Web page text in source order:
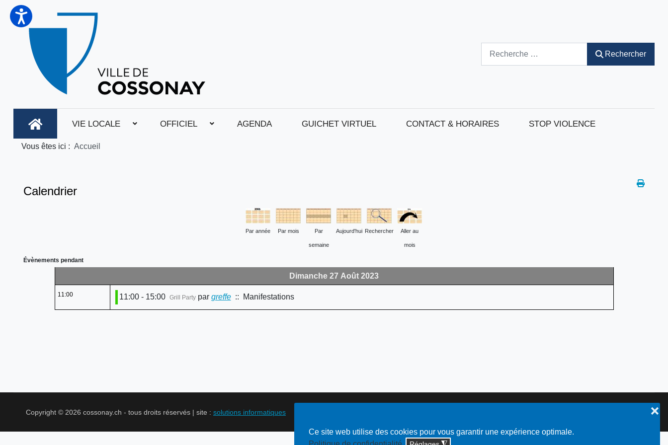
Ce site web utilise des cookies pour vous garantir une expérience optimale.
❌
Rechercher
VIE LOCALE OFFICIEL AGENDA GUICHET VIRTUEL CONTACT & HORAIRES STOP VIOLENCE
Vous êtes ici : Accueil
Calendrier
Par année Par mois Par
semaine
Aujourd'hui Rechercher Aller au
mois
Évènements pendant
Dimanche 27 Août 2023
11:00 11:00 - 15:00 Grill Partypar greffe:: Manifestations
Copyright © 2026 cossonay.ch - tous droits réservés | site : solutions informatiques